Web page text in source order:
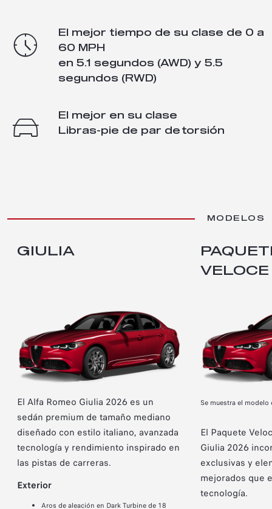
ALFA ROMEO GIULIA
2026
Diseñado con una combinación de
rendimiento implacable tanto en
tracción trasera como tracción en
todas las gomas disponibles, estilo
El mejor tiempo de su clase de 0 a
60 MPH
en 5.1 segundos (AWD) y 5.5
segundos (RWD)
El mejor en su clase
Libras-pie de par de torsión
MODELOS
GIULIA
El Alfa Romeo Giulia 2026 es un
sedán premium de tamaño mediano
diseñado con estilo italiano, avanzada
tecnología y rendimiento inspirado en
las pistas de carreras.
Exterior
Aros de aleación en Dark Turbine de 18
VELOCE
Se muestra el modelo
El Paquete
Giulia 2026
exclusivas y
mejorados que
tecnología.